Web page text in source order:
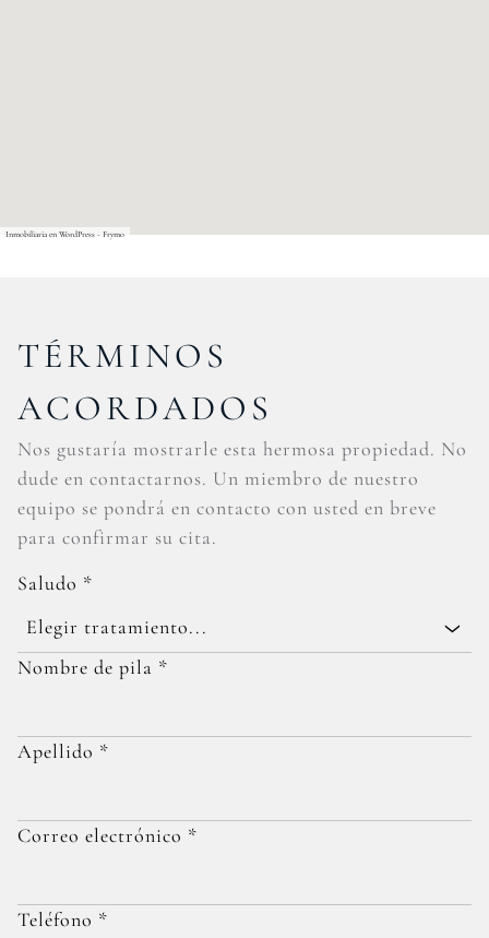
Inmobiliaria en WordPress - Frymo
TÉRMINOS
ACORDADOS
Nos gustaría mostrarle esta hermosa propiedad. No
dude en contactarnos. Un miembro de nuestro
equipo se pondrá en contacto con usted en breve
para confirmar su cita.
Saludo *
Elegir tratamiento...
Nombre de pila *
Apellido *
Correo electrónico *
Teléfono *